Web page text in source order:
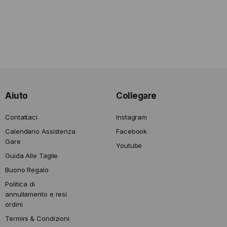
Aiuto
Contattaci
Calendario Assistenza
Gare
Guida Alle Taglie
Buono Regalo
Politica di
annullamento e resi
ordini
Termini & Condizioni
Collegare
Instagram
Facebook
Youtube